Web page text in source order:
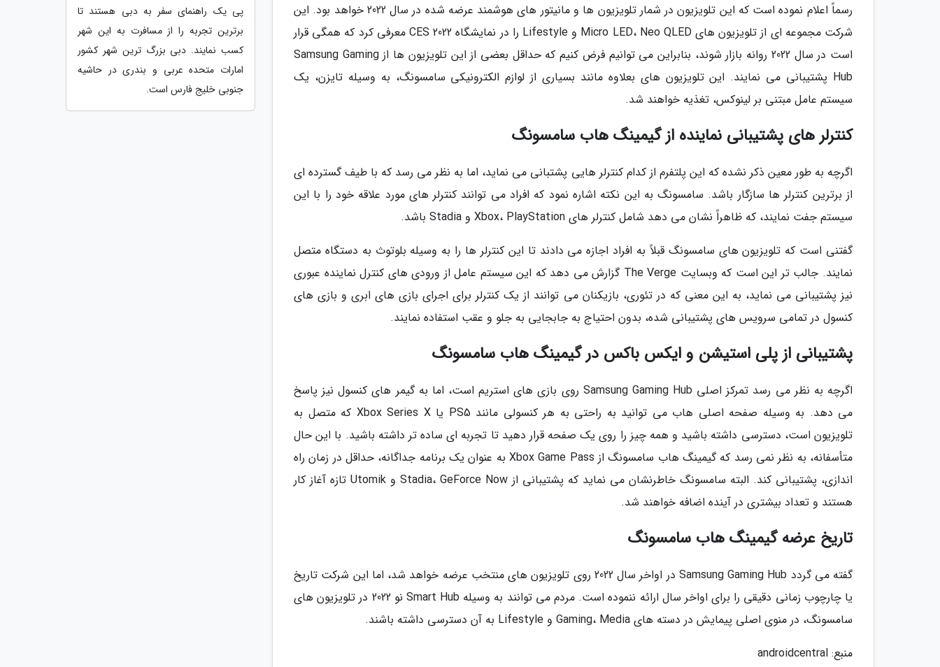
رسماً اعلام نموده است که این تلویزیون در شمار تلویزیون ها و مانیتور های هوشمند عرضه شده در سال 2022 خواهد بود. این
شرکت مجموعه ای از تلویزیون های Micro LED، Neo QLED و Lifestyle را در نمایشگاه CES 2022 معرفی کرد که همگی قرار
است در سال 2022 روانه بازار شوند، بنابراین می توانیم فرض کنیم که حداقل بعضی از این تلویزیون ها از Samsung Gaming
Hub پشتیبانی می نمایند. این تلویزیون های بعلاوه مانند بسیاری از لوازم الکترونیکی سامسونگ، به وسیله تایزن، یک
سیستم عامل مبتنی بر لینوکس، تغذیه خواهند شد.
کنترلر های پشتیبانی نماینده از گیمینگ هاب سامسونگ
اگرچه به طور معین ذکر نشده که این پلتفرم از کدام کنترلر هایی پشتبانی می نماید، اما به نظر می رسد که با طیف گسترده ای
از برترین کنترلر ها سازگار باشد. سامسونگ به این نکته اشاره نمود که افراد می توانند کنترلر های مورد علاقه خود را با این
سیستم جفت نمایند، که ظاهراً نشان می دهد شامل کنترلر های Xbox، PlayStation و Stadia باشد.
گفتنی است که تلویزیون های سامسونگ قبلاً به افراد اجازه می دادند تا این کنترلر ها را به وسیله بلوتوث به دستگاه متصل
نمایند. جالب تر این است که وبسایت The Verge گزارش می دهد که این سیستم عامل از ورودی های کنترل نماینده عبوری
نیز پشتیبانی می نماید، به این معنی که در تئوری، بازیکنان می توانند از یک کنترلر برای اجرای بازی های ابری و بازی های
کنسول در تمامی سرویس های پشتیبانی شده، بدون احتیاج به جابجایی به جلو و عقب استفاده نمایند.
پشتیبانی از پلی استیشن و ایکس باکس در گیمینگ هاب سامسونگ
اگرچه به نظر می رسد تمرکز اصلی Samsung Gaming Hub روی بازی های استریم است، اما به گیمر های کنسول نیز پاسخ
می دهد. به وسیله صفحه اصلی هاب می توانید به راحتی به هر کنسولی مانند PS5 یا Xbox Series X که متصل به
تلویزیون است، دسترسی داشته باشید و همه چیز را روی یک صفحه قرار دهید تا تجربه ای ساده تر داشته باشید. با این حال
متأسفانه، به نظر نمی رسد که گیمینگ هاب سامسونگ از Xbox Game Pass به عنوان یک برنامه جداگانه، حداقل در زمان راه
اندازی، پشتیبانی کند. البته سامسونگ خاطرنشان می نماید که پشتیبانی از Stadia، GeForce Now و Utomik تازه آغاز کار
هستند و تعداد بیشتری در آینده اضافه خواهند شد.
تاریخ عرضه گیمینگ هاب سامسونگ
گفته می گردد Samsung Gaming Hub در اواخر سال 2022 روی تلویزیون های منتخب عرضه خواهد شد، اما این شرکت تاریخ
یا چارچوب زمانی دقیقی را برای اواخر سال ارائه ننموده است. مردم می توانند به وسیله Smart Hub نو 2022 در تلویزیون های
سامسونگ، در منوی اصلی پیمایش در دسته های Gaming، Media و Lifestyle به آن دسترسی داشته باشند.
منبع: androidcentral
پی یک راهنمای سفر به دبی هستند تا
برترین تجربه را از مسافرت به این شهر
کسب نمایند. دبی بزرگ ترین شهر کشور
امارات متحده عربی و بندری در حاشیه
جنوبی خلیج فارس است.